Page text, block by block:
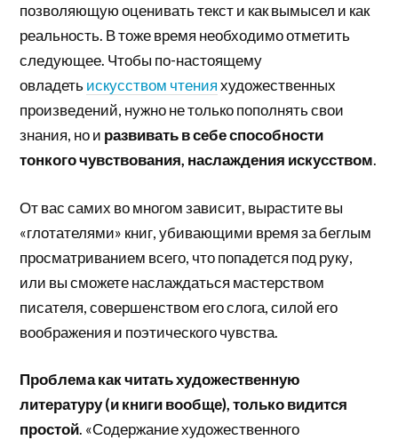
позволяющую оценивать текст и как вымысел и как
реальность. В тоже время необходимо отметить
следующее. Чтобы по-настоящему
овладетьискусством чтенияхудожественных
произведений, нужно не только пополнять свои
знания, но и развивать в себе способности
тонкого чувствования, наслаждения искусством.
От вас самих во многом зависит, вырастите вы
«глотателями» книг, убивающими время за беглым
просматриванием всего, что попадется под руку,
или вы сможете наслаждаться мастерством
писателя, совершенством его слога, силой его
воображения и поэтического чувства.
Проблема как читать художественную
литературу (и книги вообще), только видится
простой. «Содержание художественного